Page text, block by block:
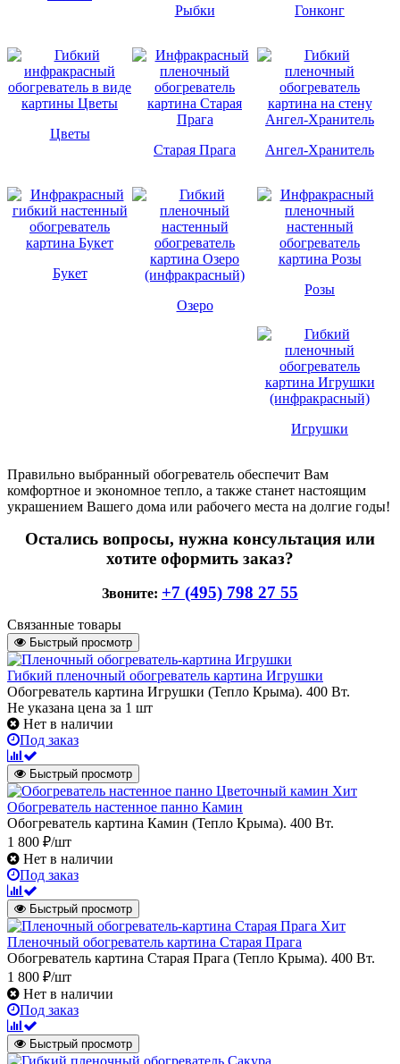
Рыбки
Гонконг
Цветы
Старая Прага
Ангел-Хранитель
Букет
Озеро
Розы
Игрушки
Правильно выбранный обогреватель обеспечит Вам
комфортное и экономное тепло, а также станет настоящим
украшением Вашего дома или рабочего места на долгие годы!
Остались вопросы, нужна консультация или
хотите оформить заказ?
Звоните: +7 (495) 798 27 55
Связанные товары
Быстрый просмотр
Гибкий пленочный обогреватель картина Игрушки
Обогреватель картина Игрушки (Тепло Крыма). 400 Вт.
Не указана цена за 1 шт
Нет в наличии
Под заказ
Быстрый просмотр
Хит
Обогреватель настенное панно Камин
Обогреватель картина Камин (Тепло Крыма). 400 Вт.
1 800 ₽/шт
Нет в наличии
Под заказ
Быстрый просмотр
Хит
Пленочный обогреватель картина Старая Прага
Обогреватель картина Старая Прага (Тепло Крыма). 400 Вт.
1 800 ₽/шт
Нет в наличии
Под заказ
Быстрый просмотр